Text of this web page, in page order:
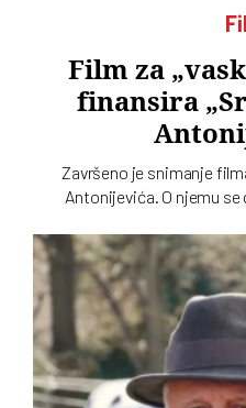
Film za
finansira
Završeno je snimanje
Antonijevića. O njemu
kompanija m:tel